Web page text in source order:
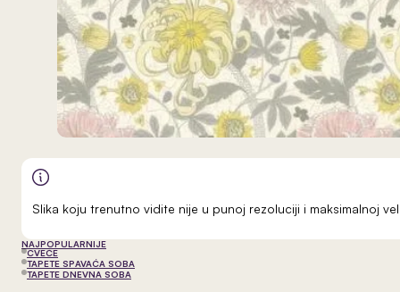
Slika koju trenutno vidite nije u punoj rezoluciji i maksimalnoj
NAJPOPULARNIJE
CVEĆE
TAPETE SPAVAĆA SOBA
TAPETE DNEVNA SOBA